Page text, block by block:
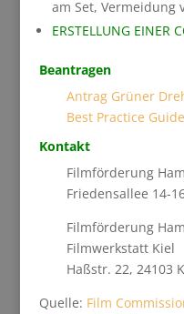
am Set, Vermeidung
ERSTELLUNG EINER
Beantragen
Antrag Grüner
Best Practice Guide
Kontakt
Filmförderung
Friedensallee 14-
Filmförderung
Filmwerkstatt Kiel
Haßstr. 22, 24103
Quelle: Film